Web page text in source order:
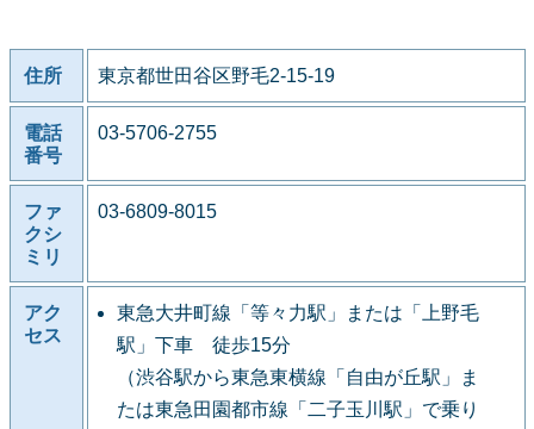
住所 東京都世田谷区野毛2-15-19
電話
番号
03-5706-2755
ファ
クシ
ミリ
03-6809-8015
アク
セス
東急大井町線「等々力駅」または「上野毛
駅」下車 徒歩15分
（渋谷駅から東急東横線「自由が丘駅」ま
たは東急田園都市線「二子玉川駅」で乗り